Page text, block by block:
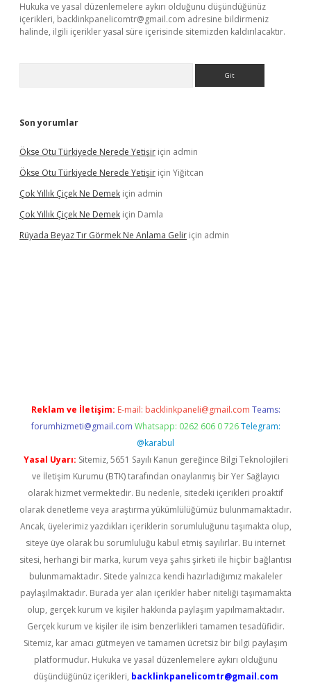
Hukuka ve yasal düzenlemelere aykırı olduğunu düşündüğünüz
içerikleri, backlinkpanelicomtr@gmail.com adresine bildirmeniz
halinde, ilgili içerikler yasal süre içerisinde sitemizden kaldırılacaktır.
Son yorumlar
Ökse Otu Türkiyede Nerede Yetişir için admin
Ökse Otu Türkiyede Nerede Yetişir için Yiğitcan
Çok Yıllık Çiçek Ne Demek için admin
Çok Yıllık Çiçek Ne Demek için Damla
Rüyada Beyaz Tır Görmek Ne Anlama Gelir için admin
Reklam ve İletişim: E-mail: backlinkpaneli@gmail.com Teams:
forumhizmeti@gmail.com Whatsapp: 0262 606 0 726 Telegram:
@karabul
Yasal Uyarı: Sitemiz, 5651 Sayılı Kanun gereğince Bilgi Teknolojileri
ve İletişim Kurumu (BTK) tarafından onaylanmış bir Yer Sağlayıcı
olarak hizmet vermektedir. Bu nedenle, sitedeki içerikleri proaktif
olarak denetleme veya araştırma yükümlülüğümüz bulunmamaktadır.
Ancak, üyelerimiz yazdıkları içeriklerin sorumluluğunu taşımakta olup,
siteye üye olarak bu sorumluluğu kabul etmiş sayılırlar. Bu internet
sitesi, herhangi bir marka, kurum veya şahıs şirketi ile hiçbir bağlantısı
bulunmamaktadır. Sitede yalnızca kendi hazırladığımız makaleler
paylaşılmaktadır. Burada yer alan içerikler haber niteliği taşımamakta
olup, gerçek kurum ve kişiler hakkında paylaşım yapılmamaktadır.
Gerçek kurum ve kişiler ile isim benzerlikleri tamamen tesadüfidir.
Sitemiz, kar amacı gütmeyen ve tamamen ücretsiz bir bilgi paylaşım
platformudur. Hukuka ve yasal düzenlemelere aykırı olduğunu
düşündüğünüz içerikleri, backlinkpanelicomtr@gmail.com